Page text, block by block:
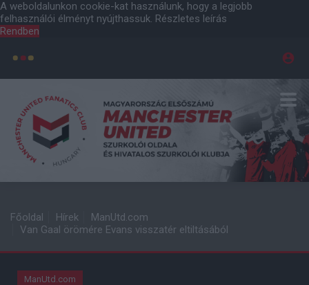
A weboldalunkon cookie-kat használunk, hogy a legjobb
felhasználói élményt nyújthassuk. Részletes leírás
Rendben
Főoldal Hírek
ManUtd.com
Van Gaal örömére Evans visszatér eltiltásából
ManUtd.com